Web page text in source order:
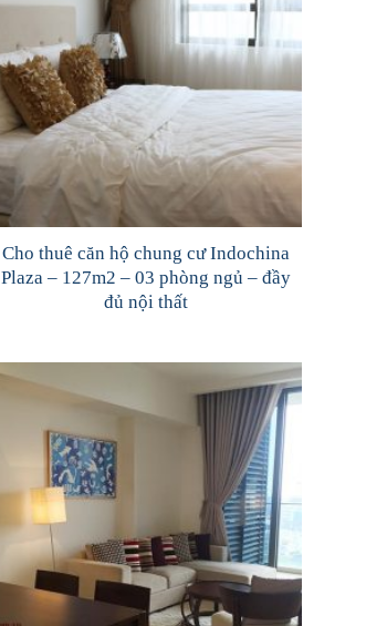
Cho thuê căn hộ chung cư Indochina
Plaza – 127m2 – 03 phòng ngủ – đầy
đủ nội thất
Add to
Wishlist